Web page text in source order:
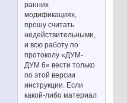
ранних
модификациях,
прошу считать
недействительными,
и всю работу по
протоколу «ДУМ-
ДУМ 6» вести только
по этой версии
инструкции. Если
какой-либо материал